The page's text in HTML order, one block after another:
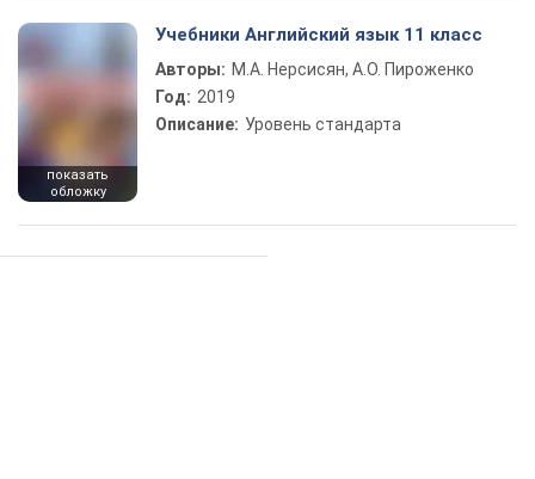
показать
обложку
Учебники Английский язык 11 класс
Авторы: М.А. Нерсисян, А.О. Пироженко
Год: 2019
Описание: Уровень стандарта